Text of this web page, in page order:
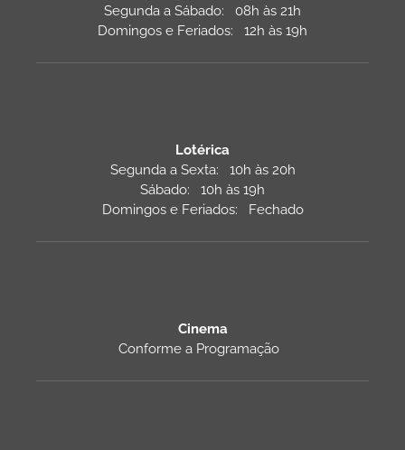
Segunda a Sábado: 08h às 21h
Domingos e Feriados: 12h às 19h
Lotérica
Segunda a Sexta: 10h às 20h
Sábado: 10h às 19h
Domingos e Feriados: Fechado
Cinema
Conforme a Programação